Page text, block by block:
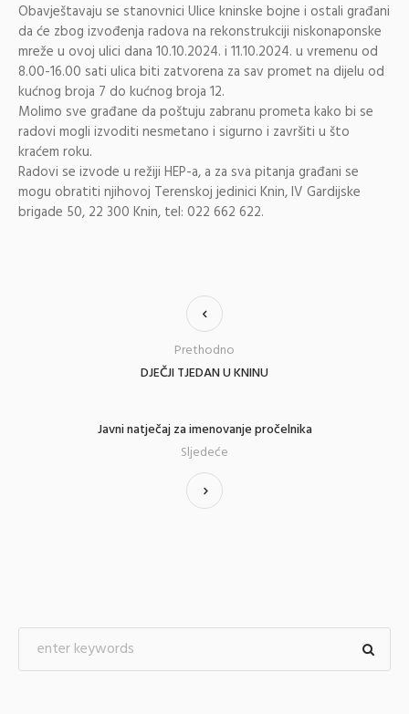
Obavještavaju se stanovnici Ulice kninske bojne i ostali građani
da će zbog izvođenja radova na rekonstrukciji niskonaponske
mreže u ovoj ulici dana 10.10.2024. i 11.10.2024. u vremenu od
8.00-16.00 sati ulica biti zatvorena za sav promet na dijelu od
kućnog broja 7 do kućnog broja 12.
Molimo sve građane da poštuju zabranu prometa kako bi se
radovi mogli izvoditi nesmetano i sigurno i završiti u što
kraćem roku.
Radovi se izvode u režiji HEP-a, a za sva pitanja građani se
mogu obratiti njihovoj Terenskoj jedinici Knin, IV Gardijske
brigade 50, 22 300 Knin, tel: 022 662 622.
DJEČJI TJEDAN U KNINU
Prethodno
Javni natječaj za imenovanje pročelnika
Sljedeće